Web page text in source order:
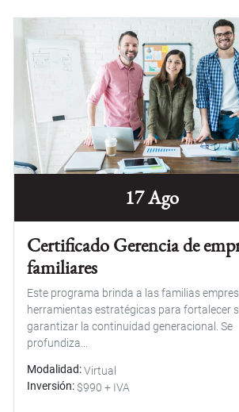
17 Ago
Certificado Gerencia de
familiares
Este programa brinda a las familias
herramientas estratégicas para fortalecer
garantizar la continuidad generacional. Se
profundiza...
Modalidad Virtual
Inversión $990 + IVA